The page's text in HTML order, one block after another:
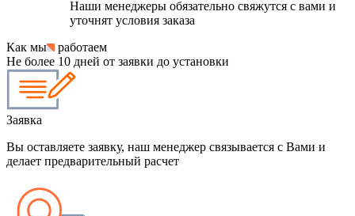
Наши менеджеры обязательно свяжутся с вами и
уточнят условия заказа
Как мы
работаем
Не более 10 дней от заявки до установки
Заявка
Вы оставляете заявку, наш менеджер связывается с Вами и
делает предварительный расчет